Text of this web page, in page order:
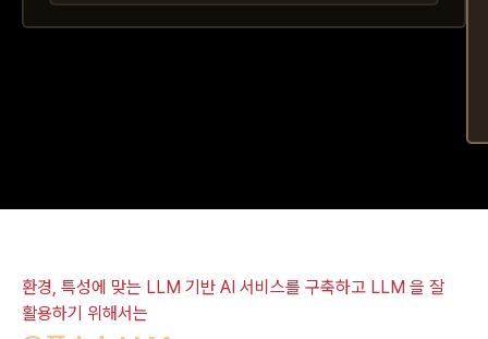
환경, 특성에 맞는 LLM 기반 AI 서비스를 구축하고 LLM 을 잘
활용하기 위해서는